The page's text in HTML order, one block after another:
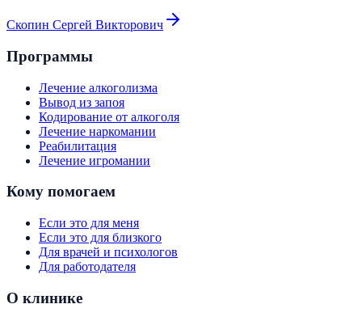
Скопин Сергей Викторович
Программы
Лечение алкоголизма
Вывод из запоя
Кодирование от алкоголя
Лечение наркомании
Реабилитация
Лечение игромании
Кому помогаем
Если это для меня
Если это для близкого
Для врачей и психологов
Для работодателя
О клинике